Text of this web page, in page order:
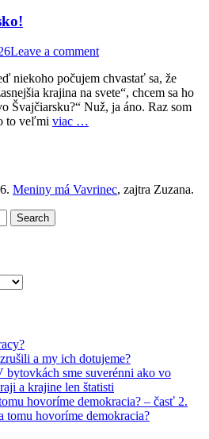
Leave a comment
niekoho počujem chvastať sa, že
krajina na svete“, chcem sa ho
Švajčiarsku?“ Nuž, ja áno. Raz som
to veľmi viac …
Meniny má Vavrinec, zajtra Zuzana.
a my ich dotujeme?
bytovkách sme suverénni ako vo
a krajine len štatisti
hovoríme demokracia? – časť 2.
tomu hovoríme demokracia?